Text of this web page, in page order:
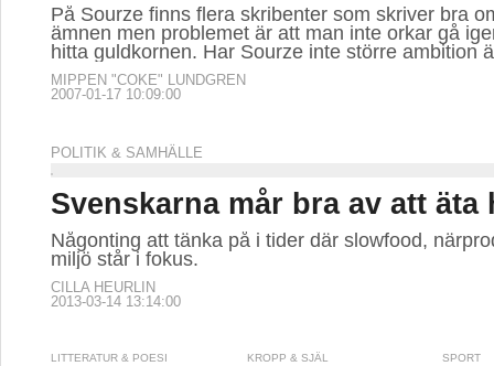
På Sourze finns flera skribenter som skriver bra
ämnen men problemet är att man inte orkar gå
hitta guldkornen. Har Sourze inte större ambition
MIPPEN "COKE" LUNDGREN
2007-01-17 10:09:00
POLITIK & SAMHÄLLE
Svenskarna mår bra av att äta
Någonting att tänka på i tider där slowfood,
miljö står i fokus.
CILLA HEURLIN
2013-03-14 13:14:00
LITTERATUR & POESI KROPP & SJÄL SPORT